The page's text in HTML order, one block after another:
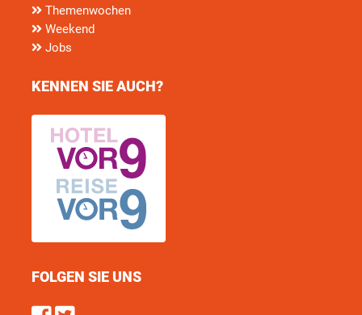
Themenwochen
Weekend
Jobs
KENNEN SIE AUCH?
FOLGEN SIE UNS